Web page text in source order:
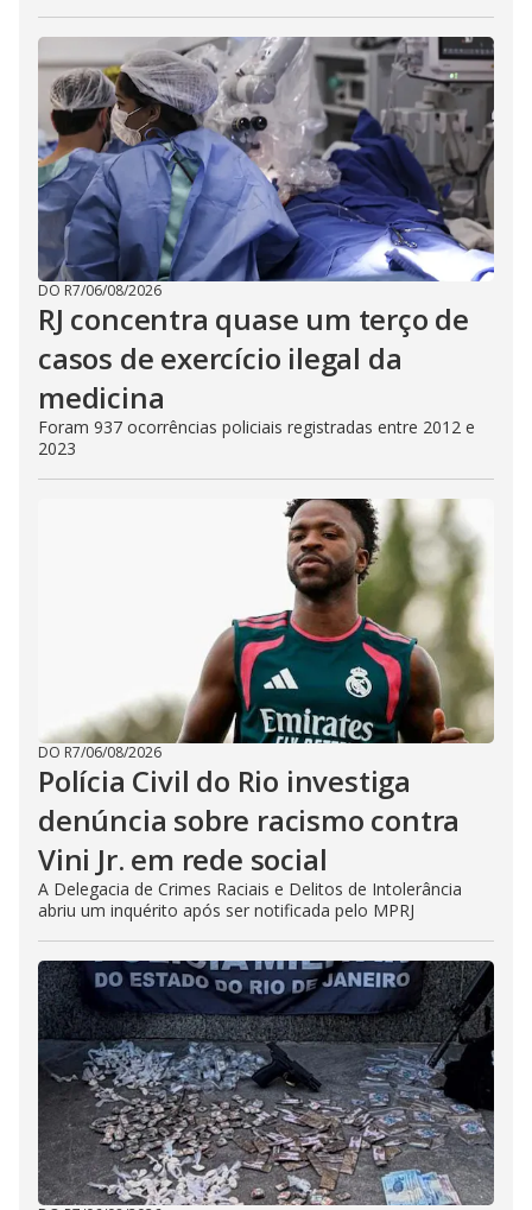
DO R7/06/08/2026
RJ concentra quase um terço de
casos de exercício ilegal da
medicina
Foram 937 ocorrências policiais registradas entre 2012 e
2023
DO R7/06/08/2026
Polícia Civil do Rio investiga
denúncia sobre racismo contra
Vini Jr. em rede social
A Delegacia de Crimes Raciais e Delitos de Intolerância
abriu um inquérito após ser notificada pelo MPRJ